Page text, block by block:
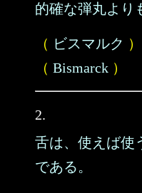
的確な弾丸より
（ ビスマルク ）
（ Bismarck ）
2.
舌は、使えば使
である。